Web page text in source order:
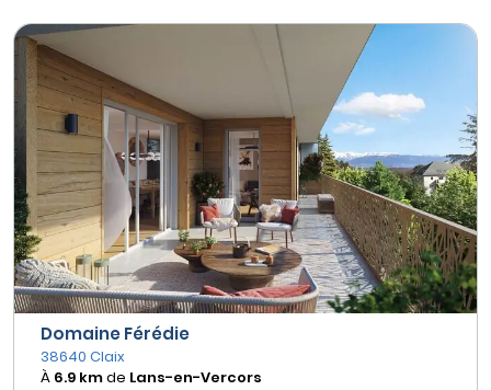
Domaine Férédie
38640 Claix
À 6.9 kmde Lans-en-Vercors